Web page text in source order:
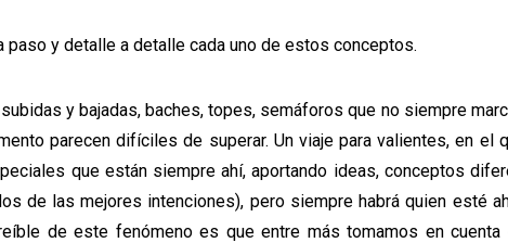
y detalle a detalle cada uno de estos conceptos.
y bajadas, baches, topes, semáforos que no siempre
parecen difíciles de superar. Un viaje para valientes, en el
que están siempre ahí, aportando ideas, conceptos
de las mejores intenciones), pero siempre habrá quien esté
de este fenómeno es que entre más tomamos en cuenta